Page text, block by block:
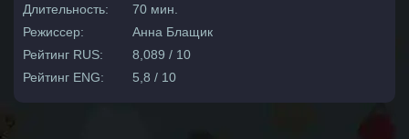
Длительность:
70 мин.
Режиссер:
Анна Блащик
Рейтинг RUS:
8,089 / 10
Рейтинг ENG:
5,8 / 10